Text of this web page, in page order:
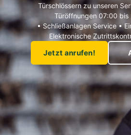
Türschlössern zu unseren
Türöffnungen 07:00 bis
• Schließanlagen Service •
Elektronische
Jetzt anrufen!